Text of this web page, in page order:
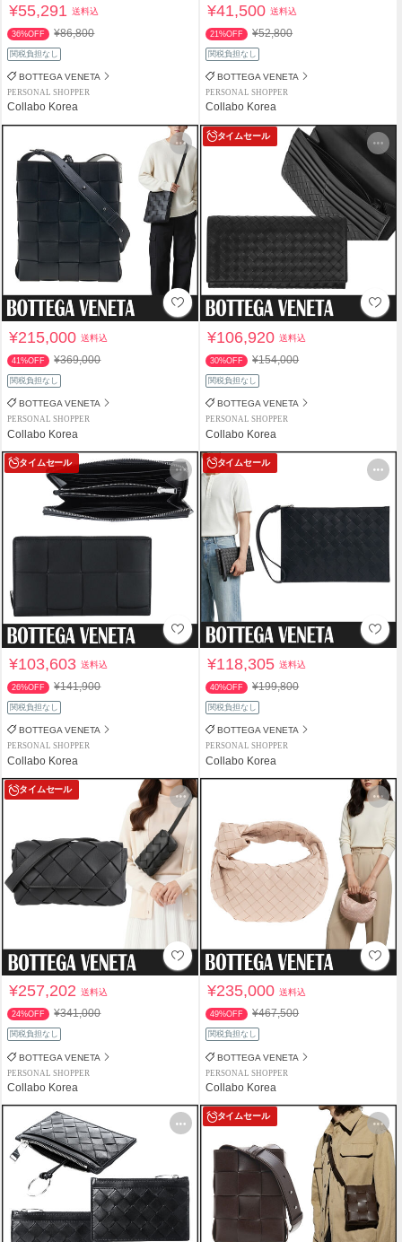
¥55,291送料込
36%OFF ¥86,800
関税負担なし
BOTTEGA VENETA
PERSONAL SHOPPER
Collabo Korea
¥41,500送料込
21%OFF ¥52,800
関税負担なし
BOTTEGA VENETA
PERSONAL SHOPPER
Collabo Korea
¥215,000送料込
41%OFF ¥369,000
関税負担なし
BOTTEGA VENETA
PERSONAL SHOPPER
Collabo Korea
タイムセール
¥106,920送料込
30%OFF ¥154,000
関税負担なし
BOTTEGA VENETA
PERSONAL SHOPPER
Collabo Korea
タイムセール
¥103,603送料込
26%OFF ¥141,900
関税負担なし
BOTTEGA VENETA
PERSONAL SHOPPER
Collabo Korea
タイムセール
¥118,305送料込
40%OFF ¥199,800
関税負担なし
BOTTEGA VENETA
PERSONAL SHOPPER
Collabo Korea
タイムセール
¥257,202送料込
24%OFF ¥341,000
関税負担なし
BOTTEGA VENETA
PERSONAL SHOPPER
Collabo Korea
¥235,000送料込
49%OFF ¥467,500
関税負担なし
BOTTEGA VENETA
PERSONAL SHOPPER
Collabo Korea
タイムセール